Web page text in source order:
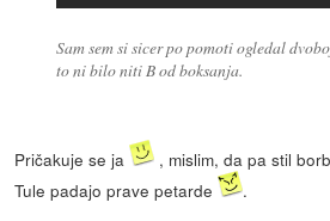
Sam sem si sicer po pomoti ogledal
to ni bilo niti B od boksanja.
Pričakuje se ja
, mislim, da pa stil
Tule padajo prave petarde
.